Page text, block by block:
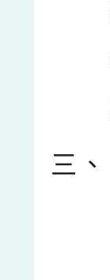
三、